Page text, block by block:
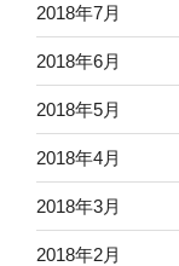
2018年7月
2018年6月
2018年5月
2018年4月
2018年3月
2018年2月